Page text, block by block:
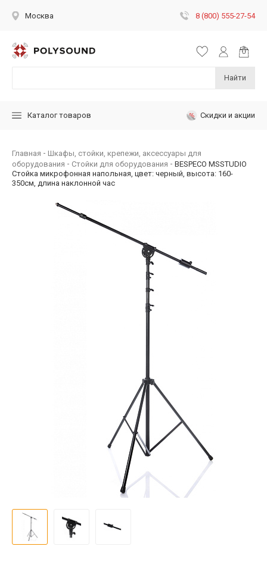
Москва 8 (800) 555-27-54
Найти
Каталог товаров Скидки и акции
Главная
Шкафы, стойки, крепежи, аксессуары для
оборудования
Стойки для оборудования
BESPECO MSSTUDIO
Стойка микрофонная напольная, цвет: черный, высота: 160-
350см, длина наклонной час